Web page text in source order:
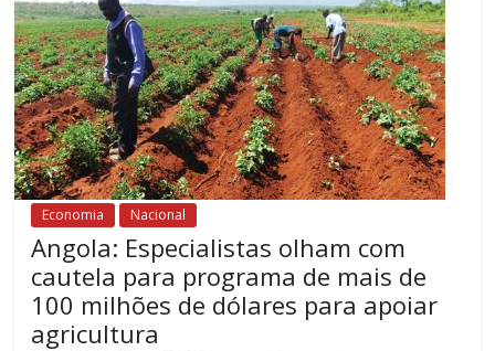
Economia Nacional
Angola: Especialistas olham com
cautela para programa de mais de
100 milhões de dólares para apoiar
agricultura